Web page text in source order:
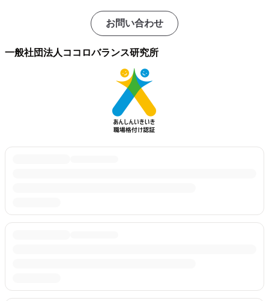
お問い合わせ
一般社団法人ココロバランス研究所